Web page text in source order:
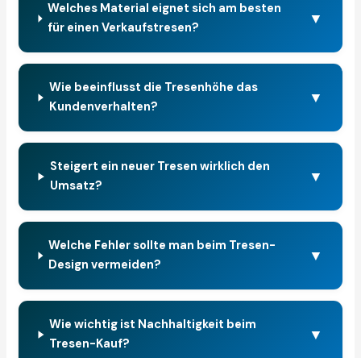
Welches Material eignet sich am besten
für einen Verkaufstresen?
▼
Wie beeinflusst die Tresenhöhe das
Kundenverhalten?
▼
Steigert ein neuer Tresen wirklich den
Umsatz?
▼
Welche Fehler sollte man beim Tresen-
Design vermeiden?
▼
Wie wichtig ist Nachhaltigkeit beim
Tresen-Kauf?
▼